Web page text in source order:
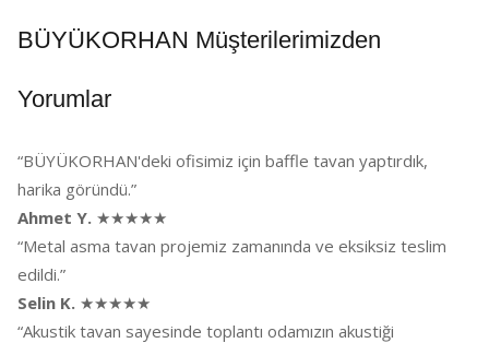
BÜYÜKORHAN Müşterilerimizden
Yorumlar
“BÜYÜKORHAN'deki ofisimiz için baffle tavan yaptırdık,
harika göründü.”
Ahmet Y. ★★★★★
“Metal asma tavan projemiz zamanında ve eksiksiz teslim
edildi.”
Selin K. ★★★★★
“Akustik tavan sayesinde toplantı odamızın akustiği